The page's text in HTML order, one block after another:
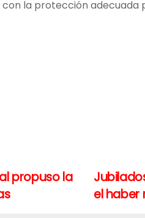
la protección
el haber
propuso la